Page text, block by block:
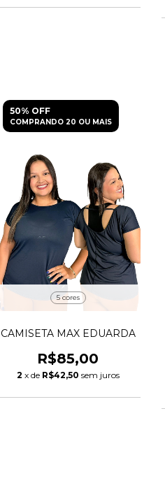
50% OFF
COMPRANDO 20 OU MAIS
5 cores
CAMISETA MAX EDUARDA
R$85,00
2 x de R$42,50 sem juros